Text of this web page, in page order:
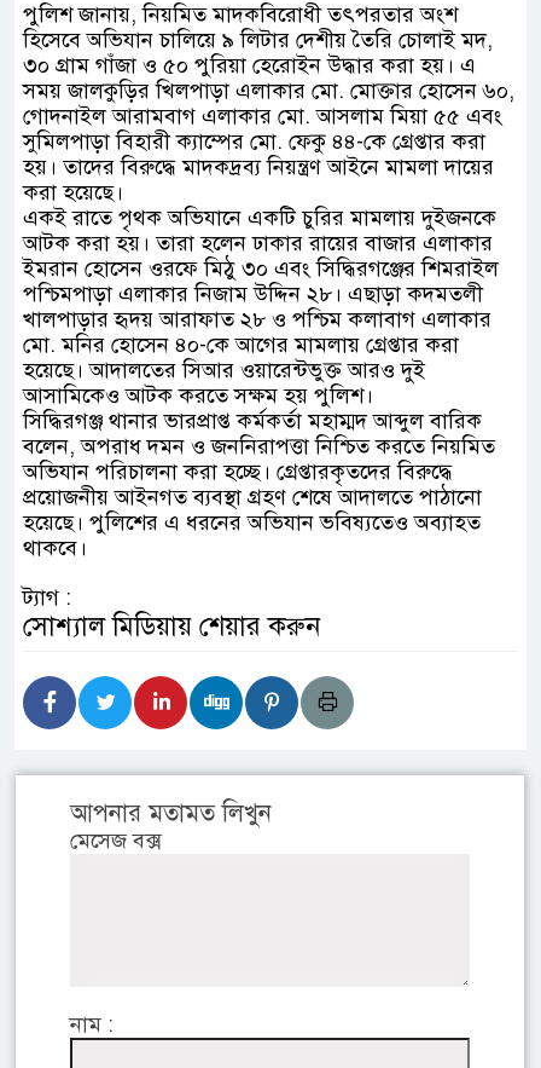
পুলিশ জানায়, নিয়মিত মাদকবিরোধী তৎপরতার অংশ
হিসেবে অভিযান চালিয়ে ৯ লিটার দেশীয় তৈরি চোলাই মদ,
৩০ গ্রাম গাঁজা ও ৫০ পুরিয়া হেরোইন উদ্ধার করা হয়। এ
সময় জালকুড়ির খিলপাড়া এলাকার মো. মোক্তার হোসেন ৬০,
গোদনাইল আরামবাগ এলাকার মো. আসলাম মিয়া ৫৫ এবং
সুমিলপাড়া বিহারী ক্যাম্পের মো. ফেকু ৪৪-কে গ্রেপ্তার করা
হয়। তাদের বিরুদ্ধে মাদকদ্রব্য নিয়ন্ত্রণ আইনে মামলা দায়ের
করা হয়েছে।
একই রাতে পৃথক অভিযানে একটি চুরির মামলায় দুইজনকে
আটক করা হয়। তারা হলেন ঢাকার রায়ের বাজার এলাকার
ইমরান হোসেন ওরফে মিঠু ৩০ এবং সিদ্ধিরগঞ্জের শিমরাইল
পশ্চিমপাড়া এলাকার নিজাম উদ্দিন ২৮। এছাড়া কদমতলী
খালপাড়ার হৃদয় আরাফাত ২৮ ও পশ্চিম কলাবাগ এলাকার
মো. মনির হোসেন ৪০-কে আগের মামলায় গ্রেপ্তার করা
হয়েছে। আদালতের সিআর ওয়ারেন্টভুক্ত আরও দুই
আসামিকেও আটক করতে সক্ষম হয় পুলিশ।
সিদ্ধিরগঞ্জ থানার ভারপ্রাপ্ত কর্মকর্তা মহাম্মদ আব্দুল বারিক
বলেন, অপরাধ দমন ও জননিরাপত্তা নিশ্চিত করতে নিয়মিত
অভিযান পরিচালনা করা হচ্ছে। গ্রেপ্তারকৃতদের বিরুদ্ধে
প্রয়োজনীয় আইনগত ব্যবস্থা গ্রহণ শেষে আদালতে পাঠানো
হয়েছে। পুলিশের এ ধরনের অভিযান ভবিষ্যতেও অব্যাহত
থাকবে।
ট্যাগ :
সোশ্যাল মিডিয়ায় শেয়ার করুন
আপনার মতামত লিখুন
মেসেজ বক্স
নাম :